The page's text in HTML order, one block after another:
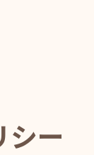
シー